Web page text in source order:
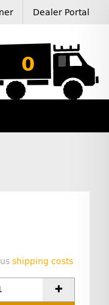
Dealer Portal
0
shipping costs